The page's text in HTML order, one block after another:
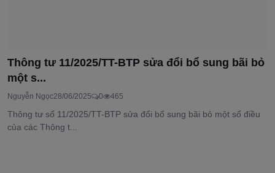
Thông tư 11/2025/TT-BTP sửa đổi bổ sung bãi bỏ
một s...
Nguyễn Ngọc28/06/2025 0 465
Thông tư số 11/2025/TT-BTP sửa đổi bổ sung bãi bỏ một số điều
của các Thông t...